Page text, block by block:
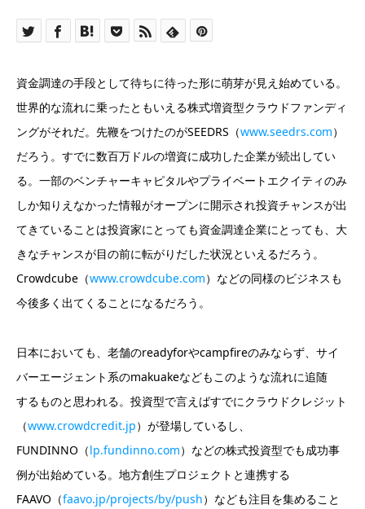
資金調達の手段として待ちに待った形に萌芽が見え始めている。
世界的な流れに乗ったともいえる株式増資型クラウドファンディ
ングがそれだ。先鞭をつけたのがSEEDRS（www.seedrs.com）
だろう。すでに数百万ドルの増資に成功した企業が続出してい
る。一部のベンチャーキャピタルやプライベートエクイティのみ
しか知りえなかった情報がオープンに開示され投資チャンスが出
てきていることは投資家にとっても資金調達企業にとっても、大
きなチャンスが目の前に転がりだした状況といえるだろう。
Crowdcube（www.crowdcube.com）などの同様のビジネスも
今後多く出てくることになるだろう。
日本においても、老舗のreadyforやcampfireのみならず、サイ
バーエージェント系のmakuakeなどもこのような流れに追随
するものと思われる。投資型で言えばすでにクラウドクレジット
（www.crowdcredit.jp）が登場しているし、
FUNDINNO（lp.fundinno.com）などの株式投資型でも成功事
例が出始めている。地方創生プロジェクトと連携する
FAAVO（faavo.jp/projects/by/push）なども注目を集めること